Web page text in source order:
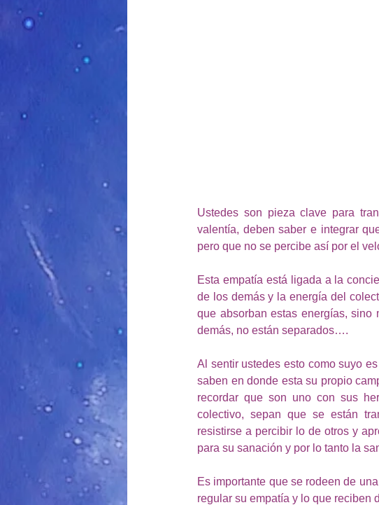
Ustedes son pieza clave para
valentía, deben saber e integrar
pero que no se percibe así por el
Esta empatía está ligada a la
de los demás y la energía del
que absorban estas energías,
demás, no están separados….
Al sentir ustedes esto como suyo
saben en donde esta su propio
recordar que son uno con sus
colectivo, sepan que se están
resistirse a percibir lo de otros y
para su sanación y por lo tanto la
Es importante que se rodeen de
regular su empatía y lo que reciben